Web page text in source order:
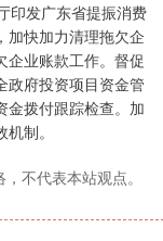
发广东省提振消费
加快加力清理拖欠企
企业账款工作。督促
政府投资项目资金管
金拨付跟踪检查。加
制。
不代表本站观点。